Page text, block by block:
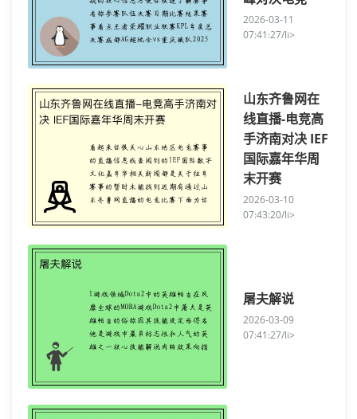
2026-03-11
07:41:27/li>
山东齐鲁网在
线直播-电竞高
手济南对决 IEF
国际嘉年华周
末开赛
2026-03-10
07:43:20/li>
屠夫解说
2026-03-09
07:41:27/li>